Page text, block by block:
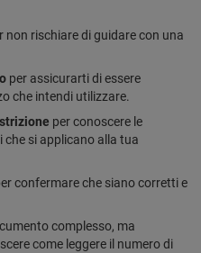
non rischiare di guidare con una
per assicurarti di essere
che intendi utilizzare.
per conoscere le
che si applicano alla tua
confermare che siano corretti e
complesso, ma
come leggere il numero di